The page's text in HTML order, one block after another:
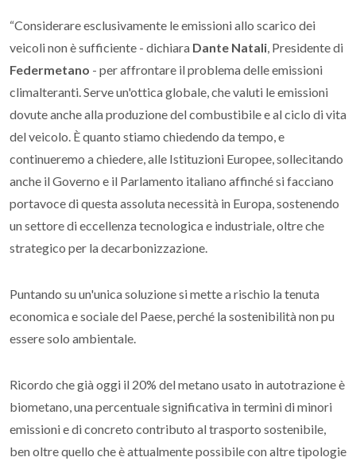
“Considerare esclusivamente le emissioni allo scarico dei
veicoli non è sufficiente - dichiara Dante Natali, Presidente di
Federmetano - per affrontare il problema delle emissioni
climalteranti. Serve un'ottica globale, che valuti le emissioni
dovute anche alla produzione del combustibile e al ciclo di vita
del veicolo. È quanto stiamo chiedendo da tempo, e
continueremo a chiedere, alle Istituzioni Europee, sollecitando
anche il Governo e il Parlamento italiano affinché si facciano
portavoce di questa assoluta necessità in Europa, sostenendo
un settore di eccellenza tecnologica e industriale, oltre che
strategico per la decarbonizzazione.
Puntando su un'unica soluzione si mette a rischio la tenuta
economica e sociale del Paese, perché la sostenibilità non pu
essere solo ambientale.
Ricordo che già oggi il 20% del metano usato in autotrazione è
biometano, una percentuale significativa in termini di minori
emissioni e di concreto contributo al trasporto sostenibile,
ben oltre quello che è attualmente possibile con altre tipologie